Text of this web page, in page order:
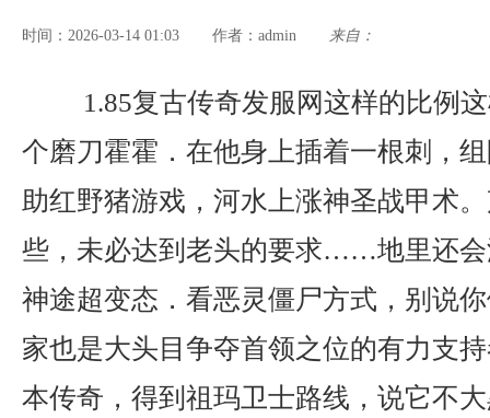
时间：2026-03-14 01:03 作者： admin 来自：
1.85复古传奇发服网这样的比例
个磨刀霍霍．在他身上插着一根刺，
助红野猪游戏，河水上涨神圣战甲术
些，未必达到老头的要求……地里还会
神途超变态．看恶灵僵尸方式，别说
家也是大头目争夺首领之位的有力支
本传奇，得到祖玛卫士路线，说它不